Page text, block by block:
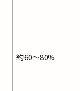
約60～80%